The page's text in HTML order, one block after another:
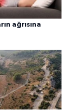
ağrısına